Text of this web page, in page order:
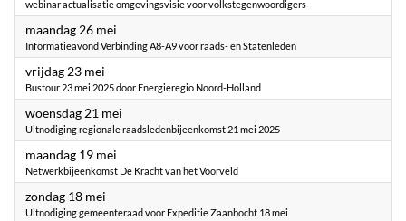
webinar actualisatie omgevingsvisie voor volkstegenwoordigers
maandag 26 mei
Informatieavond Verbinding A8-A9 voor raads- en Statenleden
vrijdag 23 mei
Bustour 23 mei 2025 door Energieregio Noord-Holland
woensdag 21 mei
Uitnodiging regionale raadsledenbijeenkomst 21 mei 2025
maandag 19 mei
Netwerkbijeenkomst De Kracht van het Voorveld
zondag 18 mei
Uitnodiging gemeenteraad voor Expeditie Zaanbocht 18 mei